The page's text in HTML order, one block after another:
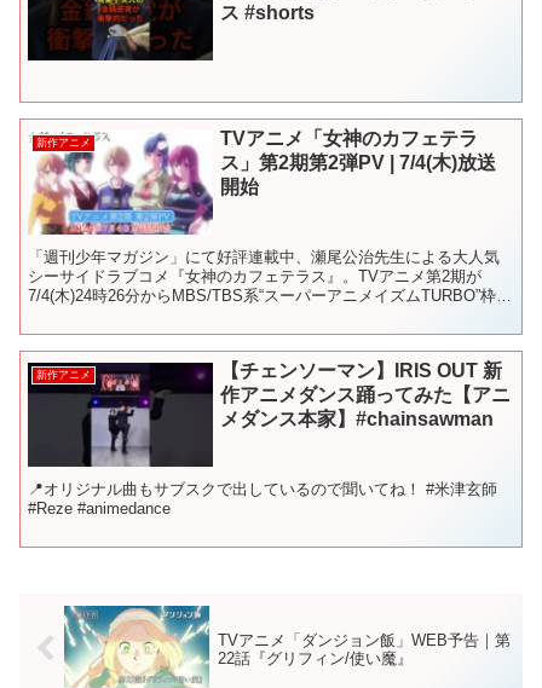
ス #shorts
新作アニメ
TVアニメ「女神のカフェテラ
ス」第2期第2弾PV | 7/4(木)放送
開始
「週刊少年マガジン」にて好評連載中、瀬尾公治先生による大人気
シーサイドラブコメ『女神のカフェテラス』。TVアニメ第2期が
7/4(木)24時26分からMBS/TBS系“スーパーアニメイズムTURBO”枠に
新作アニメ
【チェンソーマン】IRIS OUT 新
作アニメダンス踊ってみた【アニ
メダンス本家】#chainsawman
📍オリジナル曲もサブスクで出しているので聞いてね！ #米津玄師
#Reze #animedance
TVアニメ「ダンジョン飯」WEB予告｜第
22話『グリフィン/使い魔』